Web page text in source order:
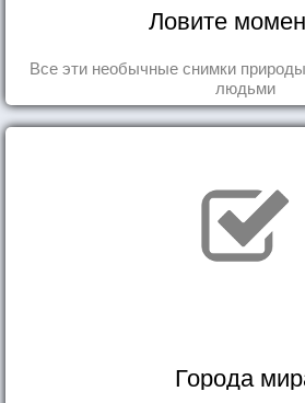
Ловите
Все эти необычные снимки
людьми
Города